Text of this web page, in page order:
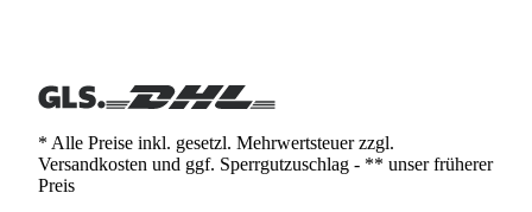
* Alle Preise inkl. gesetzl. Mehrwertsteuer zzgl.
Versandkosten und ggf. Sperrgutzuschlag - ** unser früherer
Preis